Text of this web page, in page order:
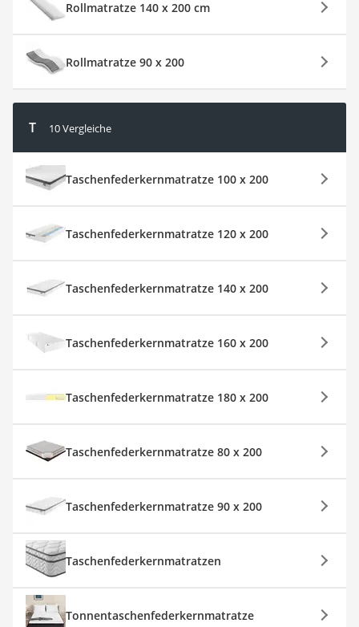
Rollmatratze 140 x 200 cm
Rollmatratze 90 x 200
T 10 Vergleiche
Taschenfederkernmatratze 100 x 200
Taschenfederkernmatratze 120 x 200
Taschenfederkernmatratze 140 x 200
Taschenfederkernmatratze 160 x 200
Taschenfederkernmatratze 180 x 200
Taschenfederkernmatratze 80 x 200
Taschenfederkernmatratze 90 x 200
Taschenfederkernmatratzen
Tonnentaschenfederkernmatratze